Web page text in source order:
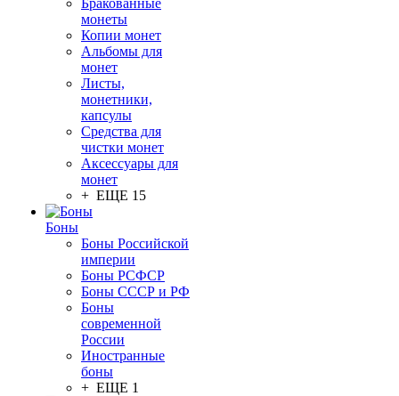
Бракованные
монеты
Копии монет
Альбомы для
монет
Листы,
монетники,
капсулы
Средства для
чистки монет
Аксессуары для
монет
+ ЕЩЕ 15
Боны
Боны Российской
империи
Боны РСФСР
Боны СССР и РФ
Боны
современной
России
Иностранные
боны
+ ЕЩЕ 1